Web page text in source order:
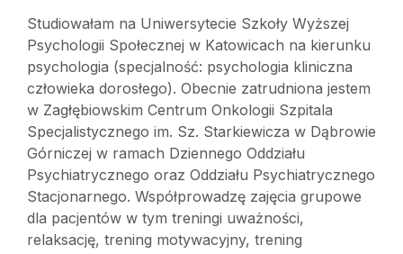
Studiowałam na Uniwersytecie Szkoły Wyższej
Psychologii Społecznej w Katowicach na kierunku
psychologia (specjalność: psychologia kliniczna
człowieka dorosłego). Obecnie zatrudniona jestem
w Zagłębiowskim Centrum Onkologii Szpitala
Specjalistycznego im. Sz. Starkiewicza w Dąbrowie
Górniczej w ramach Dziennego Oddziału
Psychiatrycznego oraz Oddziału Psychiatrycznego
Stacjonarnego. Współprowadzę zajęcia grupowe
dla pacjentów w tym treningi uważności,
relaksację, trening motywacyjny, trening